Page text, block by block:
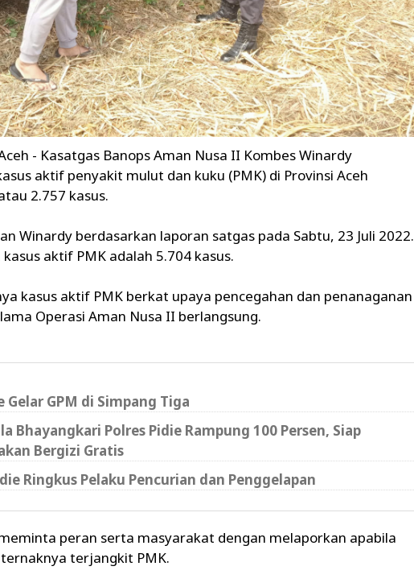
- Kasatgas Banops Aman Nusa II Kombes Winardy
aktif penyakit mulut dan kuku (PMK) di Provinsi Aceh
2.757 kasus.
Winardy berdasarkan laporan satgas pada Sabtu, 23 Juli 2022.
aktif PMK adalah 5.704 kasus.
kasus aktif PMK berkat upaya pencegahan dan penanaganan
Operasi Aman Nusa II berlangsung.
Gelar GPM di Simpang Tiga
Bhayangkari Polres Pidie Rampung 100 Persen, Siap
Bergizi Gratis
Ringkus Pelaku Pencurian dan Penggelapan
peran serta masyarakat dengan melaporkan apabila
terjangkit PMK.